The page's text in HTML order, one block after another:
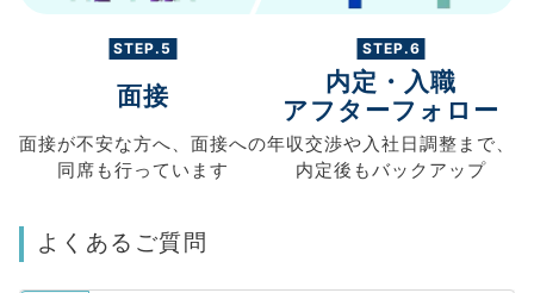
STEP.5
面接
面接が不安な方へ、 面接への
同席も行っています
STEP.6
内定・入職
アフターフォロー
年収交渉や入社日調整まで、
内定後もバックアップ
よくあるご質問